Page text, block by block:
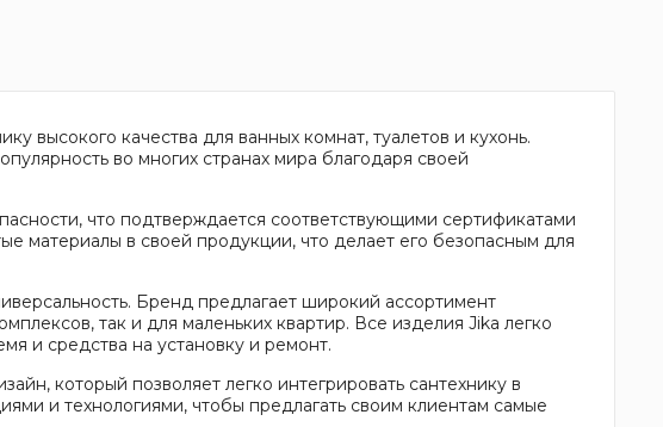
высокого качества для ванных комнат, туалетов и кухонь.
во многих странах мира благодаря своей
что подтверждается соответствующими сертификатами
материалы в своей продукции, что делает его безопасным для
Бренд предлагает широкий ассортимент
так и для маленьких квартир. Все изделия Jika легко
и средства на установку и ремонт.
который позволяет легко интегрировать сантехнику в
и технологиями, чтобы предлагать своим клиентам самые